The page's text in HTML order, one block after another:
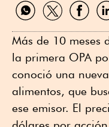
por
por
por
por
Más de 10 meses
la primera OPA
conoció una
alimentos, que
ese emisor. El